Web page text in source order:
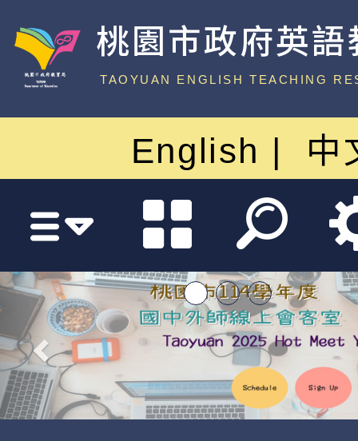
桃園市政府英
中心
TAOYUAN ENGLISH TEACHING
English 中